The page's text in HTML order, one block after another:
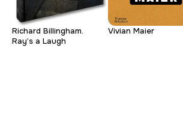
Richard Billingham.
Ray’s a Laugh
Vivian Maier
Молодая
за
тем,
Коллективность.